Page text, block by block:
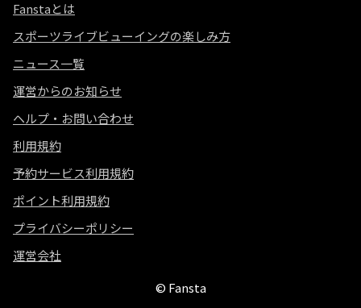
Fanstaとは
スポーツライブビューイングの楽しみ方
ニュース一覧
運営からのお知らせ
ヘルプ・お問い合わせ
利用規約
予約サービス利用規約
ポイント利用規約
プライバシーポリシー
運営会社
© Fansta